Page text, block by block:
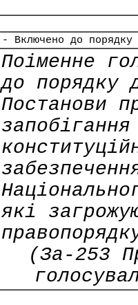
- Включено до порядку
Поіменне
до порядку
Постанови
які
(За-253